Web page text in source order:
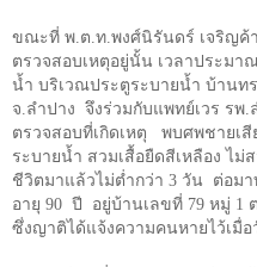
ขณะที่ พ.ต.ท.พงศ์นิรันดร์ เจริญค้
ตรวจสอบเหตุอยู่นั้น เวลาประมา
น้ำ บริเวณประตูระบายน้ำ บ้านทร
จ.ลำปาง จึงร่วมกับแพทย์เวร ร
ตรวจสอบที่เกิดเหตุ พบศพชายเ
ระบายน้ำ สวมเสื้อยืดสีเหลือง ไม่
ชีวิตมาแล้วไม่ต่ำกว่า 3 วัน ต่อมา
อายุ 90 ปี อยู่บ้านเลขที่ 79 หมู่ 1
ซึ่งญาติได้แจ้งความคนหายไว้เมื่